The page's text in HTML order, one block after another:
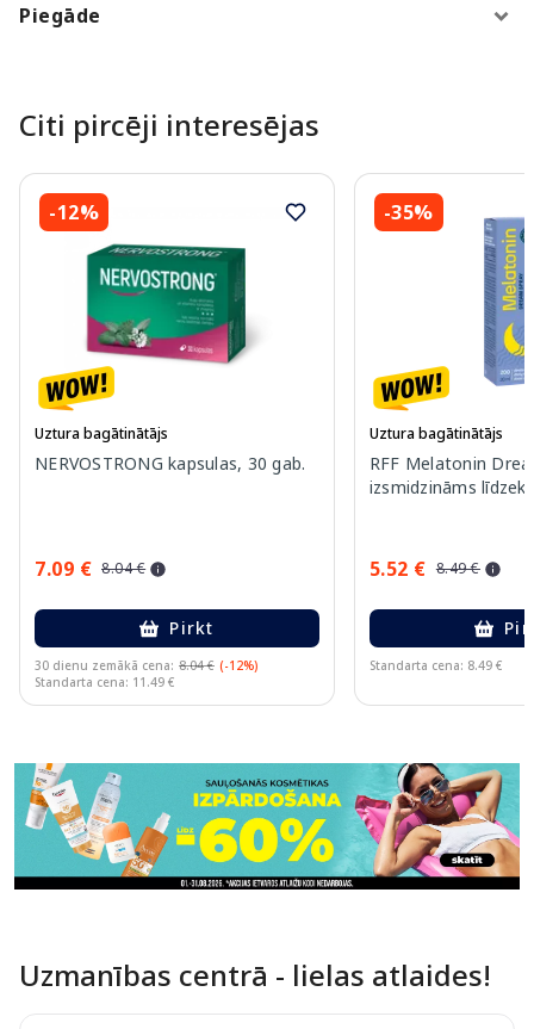
Piegāde
Citi pircēji interesējas
-12%
Uztura bagātinātājs
NERVOSTRONG kapsulas, 30 gab.
7.09 € 8.04 €
Pirkt
30 dienu zemākā cena: 8.04 € (-12%)
Standarta cena: 11.49 €
-35%
Uztura bagātinātājs
RFF Melatonin
izsmidzināms
5.52 € 8.49 €
Standarta cena: 8.49 €
Uzmanības centrā - lielas atlaides!